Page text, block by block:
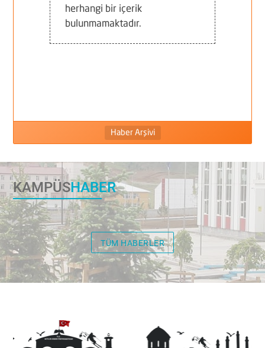
herhangi bir içerik
bulunmamaktadır.
Haber Arşivi
KAMPÜSHABER
TÜM HABERLER